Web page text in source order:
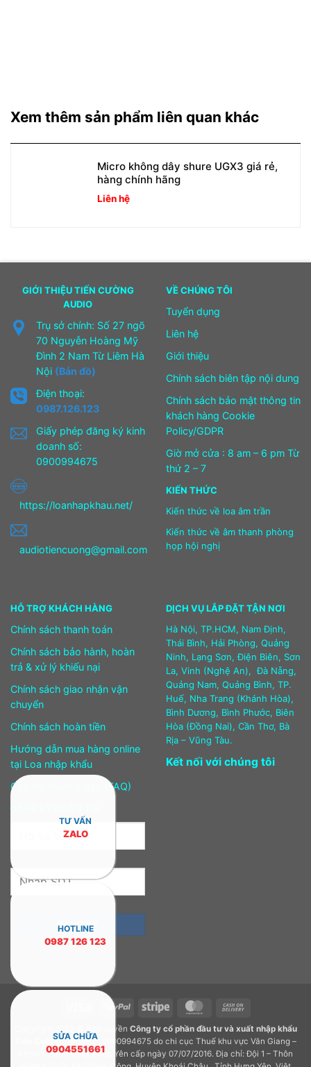
Xem thêm sản phẩm liên quan khác
Micro không dây shure UGX3 giá rẻ,
hàng chính hãng
Liên hệ
GIỚI THIỆU TIẾN CƯỜNG
AUDIO
Trụ sở chính: Số 27 ngõ
70 Nguyễn Hoàng Mỹ
Đình 2 Nam Từ Liêm Hà
Nội (Bản đồ)
Điện thoại:
0987.126.123
Giấy phép đăng ký kinh
doanh số:
0900994675
https://loanhapkhau.net/
audiotiencuong@gmail.com
VỀ CHÚNG TÔI
Tuyển dụng
Liên hệ
Giới thiệu
Chính sách biên tập nội dung
Chính sách bảo mật thông tin
khách hàng Cookie
Policy/GDPR
Giờ mở cửa : 8 am – 6 pm Từ
thứ 2 – 7
KIẾN THỨC
Kiến thức về loa âm trần
Kiến thức về âm thanh phòng
họp hội nghị
HỖ TRỢ KHÁCH HÀNG
Chính sách thanh toán
Chính sách bảo hành, hoàn
trả & xử lý khiếu nại
Chính sách giao nhận vận
chuyển
Chính sách hoàn tiền
Hướng dẫn mua hàng online
tại Loa nhập khẩu
Câu hỏi thường gặp (FAQ)
DỊCH VỤ LẮP ĐẶT TẬN NƠI
Hà Nội, TP.HCM, Nam Định,
Thái Bình, Hải Phòng, Quảng
Ninh, Lạng Sơn, Điện Biên, Sơn
La, Vinh (Nghệ An), Đà Nẵng,
Quảng Nam, Quảng Bình, TP.
Huế, Nha Trang (Khánh Hòa),
Bình Dương, Bình Phước, Biên
Hòa (Đồng Nai), Cần Thơ, Bà
Rịa – Vũng Tàu.
Kết nối với chúng tôi
PayPal Stripe MasterCard
Delivery
Copyright 2026 © Bản quyền Công ty cổ phần đầu tư và xuất nhập khẩu
Tiến Cường.GPDKKD: 0900994675 do chi cục Thuế khu vực Văn Giang –
Khoái Châu – Tỉnh Hưng Yên cấp ngày 07/07/2016. Địa chỉ: Đội 1 – Thôn
TƯ VẤN
ZALO
HOTLINE
0987 126 123
SỬA CHỮA
0904551661